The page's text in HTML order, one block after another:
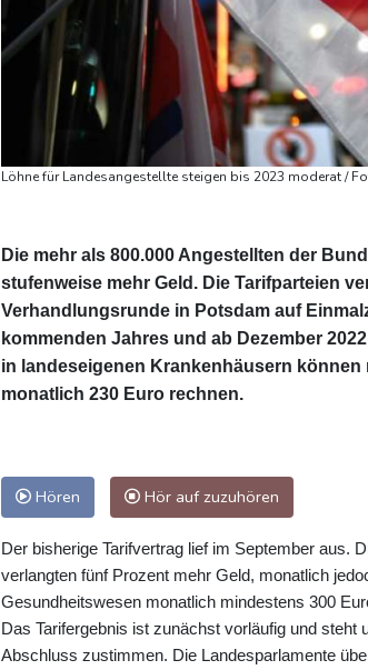
Löhne für Landesangestellte steigen bis 2023 moderat /
Die mehr als 800.000 Angestellten der
stufenweise mehr Geld. Die Tarifparteien
Verhandlungsrunde in Potsdam auf
kommenden Jahres und ab Dezember
in landeseigenen Krankenhäusern
monatlich 230 Euro rechnen.
Hören Hör auf zuzuhören
Der bisherige Tarifvertrag lief im September aus.
verlangten fünf Prozent mehr Geld, monatlich
Gesundheitswesen monatlich mindestens 300
Das Tarifergebnis ist zunächst vorläufig und
Abschluss zustimmen. Die Landesparlamente